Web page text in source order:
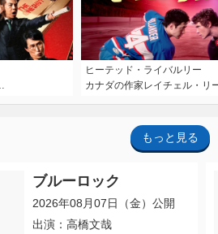
ヒーテッド・ライバルリー
カナダの作家レイチェル・リ
もっと見る
ブルーロック
2026年08月07日（金）公開
出演：高橋文哉